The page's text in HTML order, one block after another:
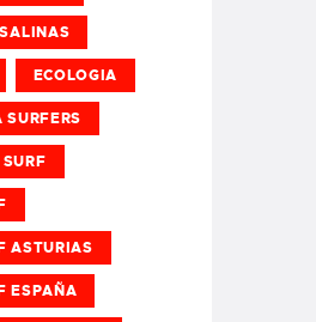
ECOLOGIA
SURFERS
ASTURIAS
ESPAÑA